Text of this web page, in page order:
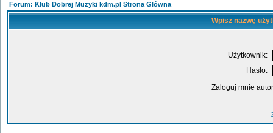
Forum: Klub Dobrej Muzyki kdm.pl Strona Główna
Wpisz nazwę
Użytkownik:
Hasło:
Zaloguj mnie